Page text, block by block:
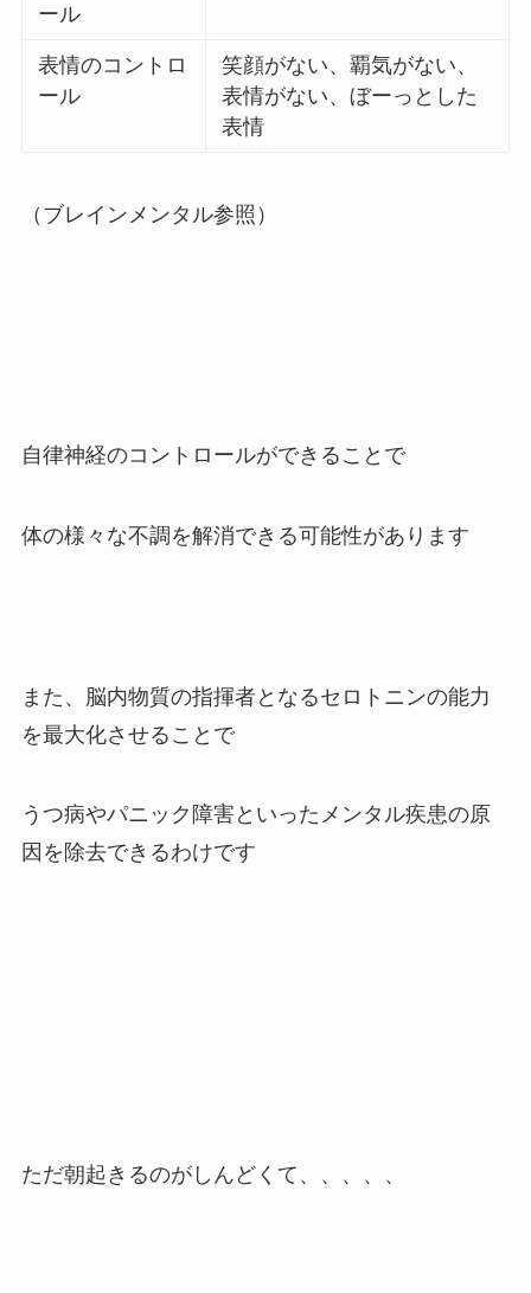
ール
表情のコントロ
ール
笑顔がない、覇気がない、
表情がない、ぼーっとした
表情
（ブレインメンタル参照）
自律神経のコントロールができることで
体の様々な不調を解消できる可能性があります
また、脳内物質の指揮者となるセロトニンの能力
を最大化させることで
うつ病やパニック障害といったメンタル疾患の原
因を除去できるわけです
ただ朝起きるのがしんどくて、、、、、